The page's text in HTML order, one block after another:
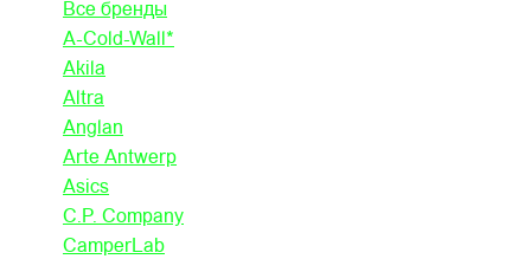
Все бренды
A-Cold-Wall*
Akila
Altra
Anglan
Arte Antwerp
Asics
C.P. Company
CamperLab